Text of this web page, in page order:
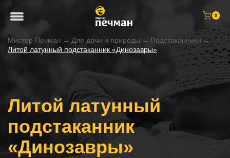
0
Мистер Печман → Для дачи и природы → Подстаканники →
Литой латунный подстаканник «Динозавры»
Литой латунный
подстаканник
«Динозавры»